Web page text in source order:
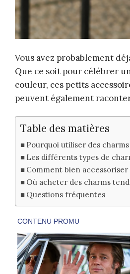
Vous avez probablement
Que ce soit pour célébrer
couleur, ces petits
peuvent également
Table des matières
Pourquoi utiliser des
Les différents types de
Comment bien
Où acheter des charms
Questions fréquentes